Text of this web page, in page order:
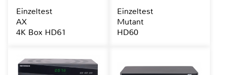
Einzeltest
AX
4K Box HD61
Einzeltest
Mutant
HD60